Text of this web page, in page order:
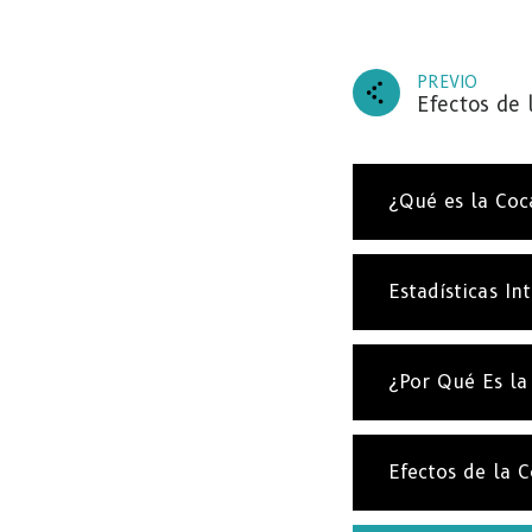
PREVIO
Efectos de
¿Qué es la
Estadísticas
¿Por Qué Es
Efectos de la